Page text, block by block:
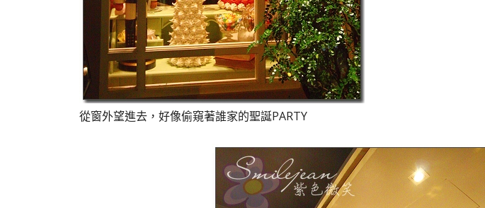
從窗外望進去，好像偷窺著誰家的聖誕PARTY